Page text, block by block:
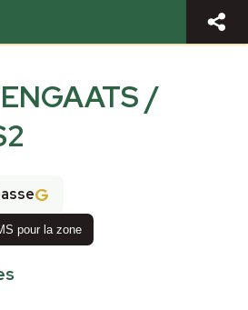
/
G
pour la zone